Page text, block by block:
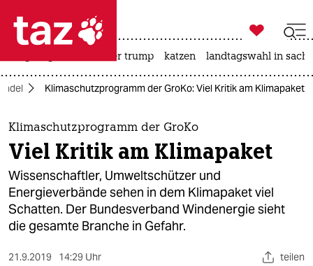
 taz zahl ich
taz zahl ich
themen
politik
öko
gesellschaft
kultur

taz zahl ich
usa unter trump katzen landtagswahl in
Klimaschutzprogramm der GroKo: Viel Kritik am Klimapaket
Klimaschutzprogramm der GroKo
Viel Kritik am Klimapaket
Wissenschaftler, Umweltschützer und
Energieverbände sehen in dem Klimapaket viel
Schatten. Der Bundesverband Windenergie sieht
die gesamte Branche in Gefahr.
21.9.2019 14:29 Uhr teilen